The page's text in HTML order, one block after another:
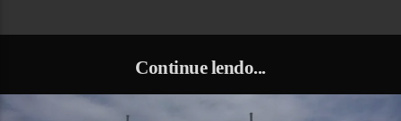
Continue lendo...